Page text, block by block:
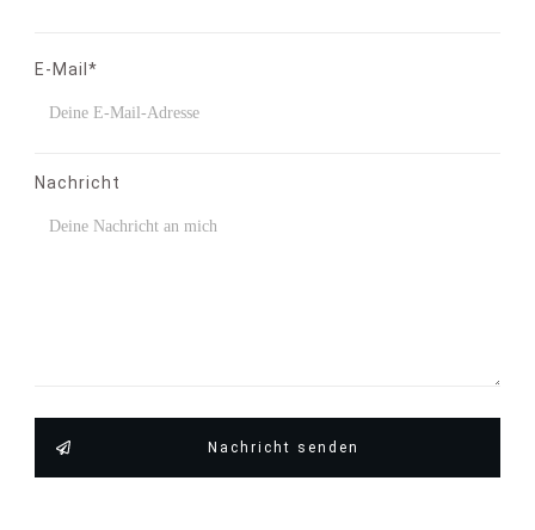
E-Mail*
Nachricht
Nachricht senden